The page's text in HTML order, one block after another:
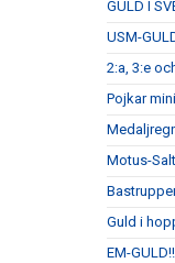
GULD I
USM-
2:a, 3:e
Pojkar
Motus-
Guld i
EM-